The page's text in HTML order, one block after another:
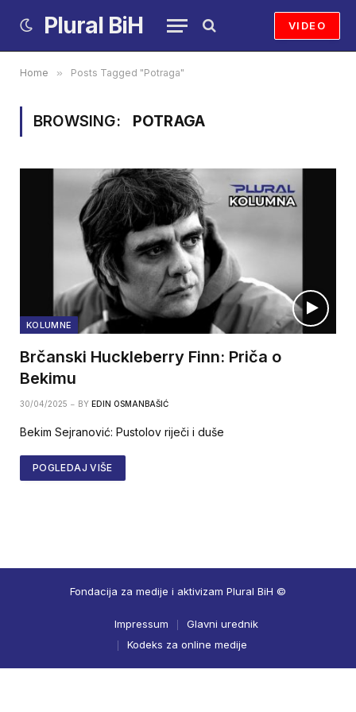
Plural BiH VIDEO
Home » Posts Tagged "Potraga"
BROWSING: POTRAGA
KOLUMNE
Brčanski Huckleberry Finn: Priča o
Bekimu
30/04/2025 BY EDIN OSMANBAŠIĆ
Bekim Sejranović: Pustolov riječi i duše
POGLEDAJ VIŠE
Fondacija za medije i aktivizam Plural BiH ©
Impressum
Glavni urednik
Kodeks za online medije